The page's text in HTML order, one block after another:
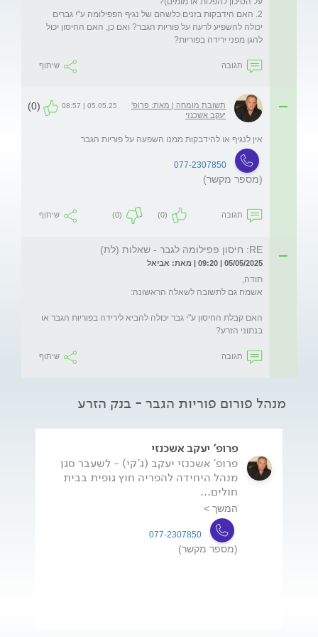
2. האם הידבקות בזנים כלשהם של נגיף הפפילומה ע"י גברים
יכולה להשפיע לרעה על פוריות הגבר? ואם כן, האם החיסון יכול
להגן מפני ירידה בפוריות?
תגובה שיתוף
תשובת מומחה | מאת: פרופ'
יעקב אשכנזי
05.05.25 | 08:57
(0)
אין לנגיף או להידבקות ממנו השפעה על פוריות הגבר
077-2307850
(מספר מקשר)
תגובה (0)
(0) שיתוף
RE: חיסון פפילומה לגבר - שאלות (לת)
05/05/2025 | 09:20 | מאת: אביאל
האם קבלת החיסון ע"י גבר יכולה להביא לירידה בפוריות הגבר או
בנתוני הזרע?
תגובה שיתוף
מנהל פורום פוריות הגבר - בנק הזרע
פרופ' יעקב אשכנזי
פרופ' אשכנזי יעקב (ג'קי) - לשעבר סגן
מנהל היחידה להפריה חוץ גופית בבית
חולים...
המשך >
077-2307850
(מספר מקשר)